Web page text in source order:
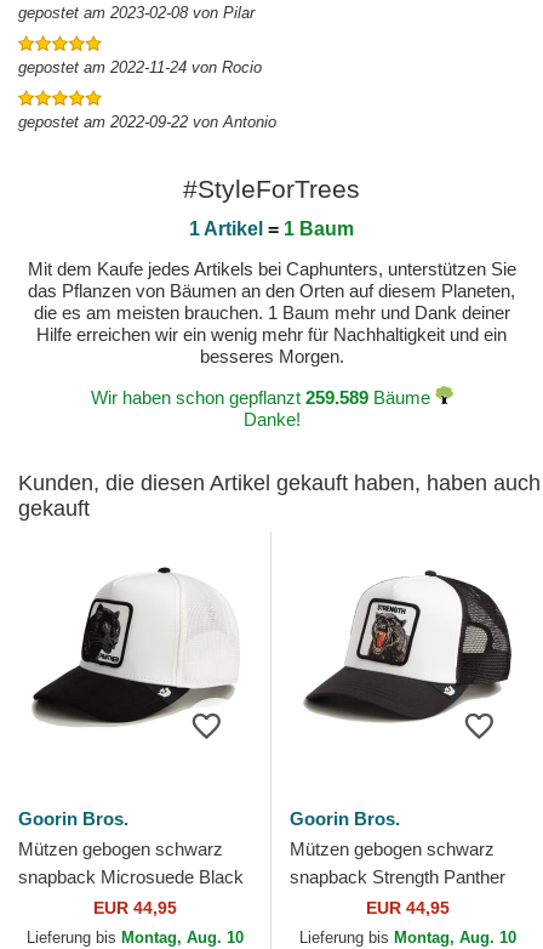
gepostet am 2023-02-08 von Pilar
gepostet am 2022-11-24 von Rocio
gepostet am 2022-09-22 von Antonio
#StyleForTrees
1 Artikel = 1 Baum
Mit dem Kaufe jedes Artikels bei Caphunters, unterstützen Sie
das Pflanzen von Bäumen an den Orten auf diesem Planeten,
die es am meisten brauchen. 1 Baum mehr und Dank deiner
Hilfe erreichen wir ein wenig mehr für Nachhaltigkeit und ein
besseres Morgen.
Wir haben schon gepflanzt 259.589Bäume
Danke!
Kunden, die diesen Artikel gekauft haben, haben auch
gekauft
Goorin Bros.
Mützen gebogen schwarz
snapback Microsuede Black
Panther The Farm Goorin
Bros.
EUR 44,95
Lieferung bis Montag, Aug. 10
Goorin Bros.
Mützen gebogen schwarz
snapback Strength Panther
The Farm Goorin Bros.
EUR 44,95
Lieferung bis Montag, Aug. 10